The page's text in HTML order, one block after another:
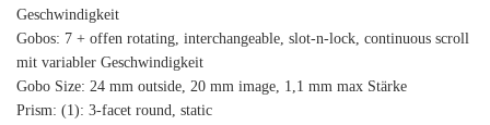
Geschwindigkeit
Gobos: 7 + offen rotating, interchangeable, slot-n-lock, continuous scroll
mit variabler Geschwindigkeit
Gobo Size: 24 mm outside, 20 mm image, 1,1 mm max Stärke
Prism: (1): 3-facet round, static